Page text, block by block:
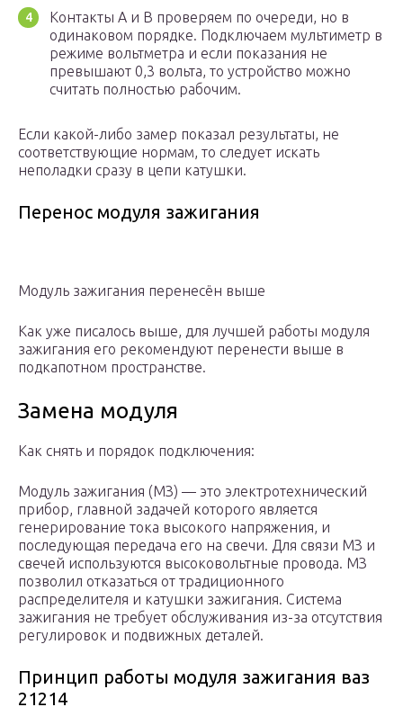
Контакты A и B проверяем по очереди, но в
одинаковом порядке. Подключаем мультиметр в
режиме вольтметра и если показания не
превышают 0,3 вольта, то устройство можно
считать полностью рабочим.
Если какой-либо замер показал результаты, не
соответствующие нормам, то следует искать
неполадки сразу в цепи катушки.
Перенос модуля зажигания
Модуль зажигания перенесён выше
Как уже писалось выше, для лучшей работы модуля
зажигания его рекомендуют перенести выше в
подкапотном пространстве.
Замена модуля
Как снять и порядок подключения:
Модуль зажигания (МЗ) — это электротехнический
прибор, главной задачей которого является
генерирование тока высокого напряжения, и
последующая передача его на свечи. Для связи МЗ и
свечей используются высоковольтные провода. МЗ
позволил отказаться от традиционного
распределителя и катушки зажигания. Система
зажигания не требует обслуживания из-за отсутствия
регулировок и подвижных деталей.
Принцип работы модуля зажигания ваз
21214